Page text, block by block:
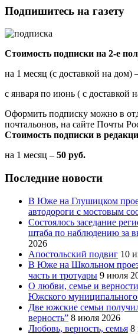
Подпишитесь на газету
Стоимость подписки на 2-е
на 1 месяц (с доставкой на дом)
с января по июнь ( с доставкой
Оформить подписку можно в
почтальонов, на сайте Почты
Стоимость подписки в
на 1 месяц – 50 руб.
Последние новости
В Юже на Глушицком
автодороги с мостовым
Состоялось заседание
штаба по наблюдению за
2026
Апостольский подвиг 10
В Юже на Школьном
часть и тротуары 9 июля
О любви, семье и
Южского муниципального
Две южские семьи
верность” 8 июля 2026
Любовь, верность, семья 8